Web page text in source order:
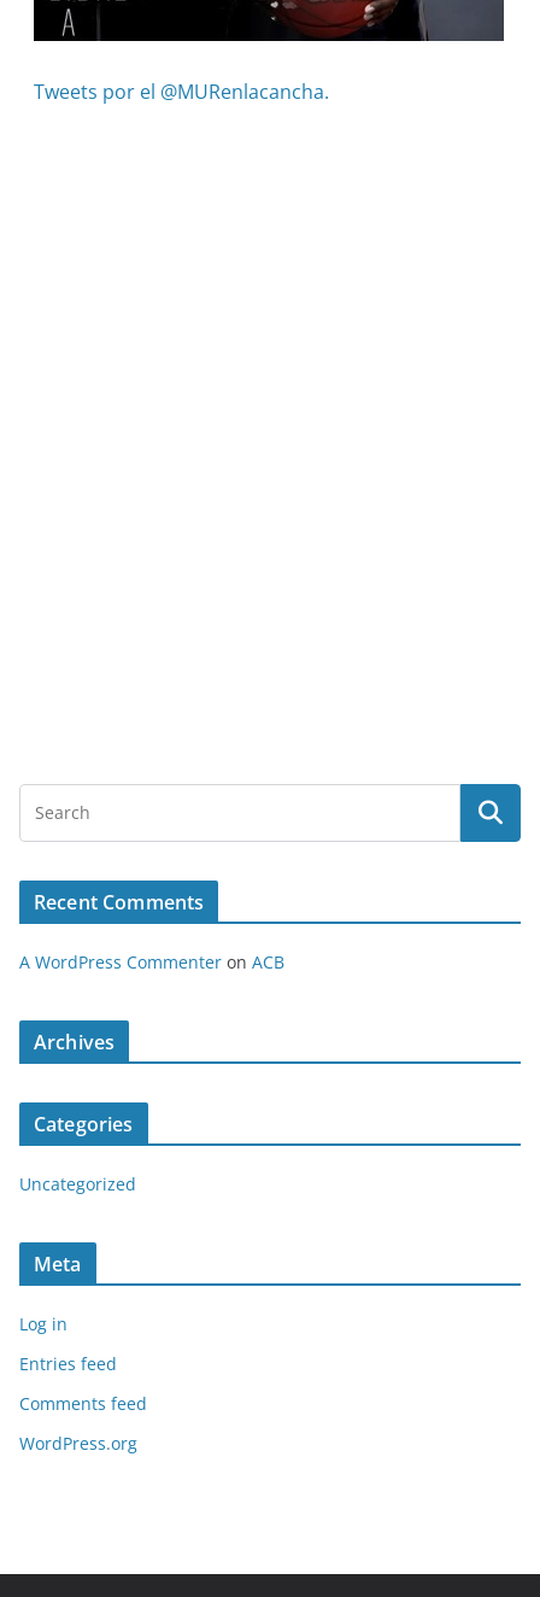
Tweets por el @MURenlacancha.
Recent Comments
A WordPress Commenter on ACB
Archives
Categories
Uncategorized
Meta
Log in
Entries feed
Comments feed
WordPress.org